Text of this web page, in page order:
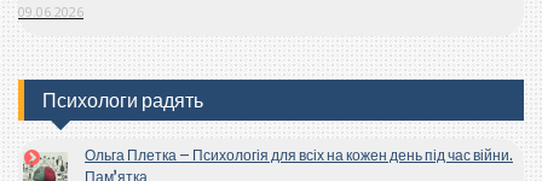
09.06.2026
Психологи радять
Ольга Плетка – Психологія для всіх на кожен день під час війни.
Пам’ятка